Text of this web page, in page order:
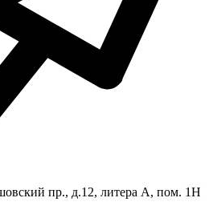
пр., д.12, литера А, пом. 1Н